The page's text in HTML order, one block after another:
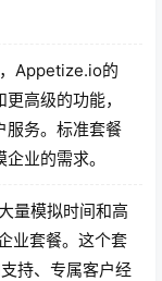
Appetize.io的
高级的功能，
服务。标准套餐
业的需求。
量模拟时间和高
业套餐。这个套
持、专属客户经